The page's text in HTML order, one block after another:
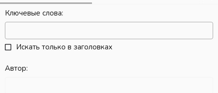
Ключевые слова
Искать только в заголовках
Автор